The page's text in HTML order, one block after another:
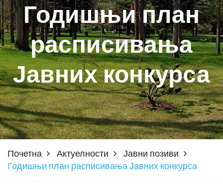
Годишњи план
расписивања
Јавних конкурса
Почетна Актуелности
Јавни позиви
Годишњи план расписивања Јавних конкурса